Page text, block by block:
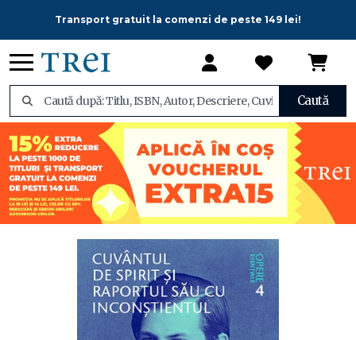
Transport gratuit la comenzi de peste 149 lei!
Caută